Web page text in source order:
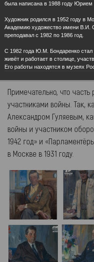
08.05.2020
К 75-летию Победы в
мемориал представляет
онлайн-экспозицию,
советского народа.
Примечательно, что
участниками войны. Так,
Александром Гуляевым,
войны и участником
1942 год» и
в Москве в 1931 году.
была написана в 1988 году Юрием
Художник родился в 1952 году в
Академию художество имени В.И.
преподавал с 1982 по 1986 год.
С 1982 года Ю.М. Бондаренко
живёт и работает в столице,
Его работы находятся в музеях